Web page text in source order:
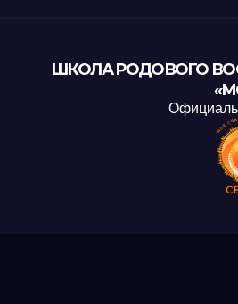
ШКОЛА РОДОВОГО